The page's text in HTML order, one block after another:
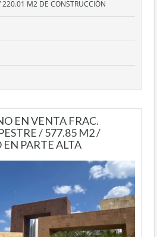
M2 DE CONSTRUCCIÓN
EN VENTA FRAC.
/ 577.85 M2 /
PARTE ALTA